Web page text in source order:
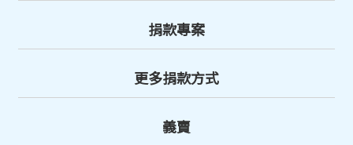
捐款專案
更多捐款方式
義賣